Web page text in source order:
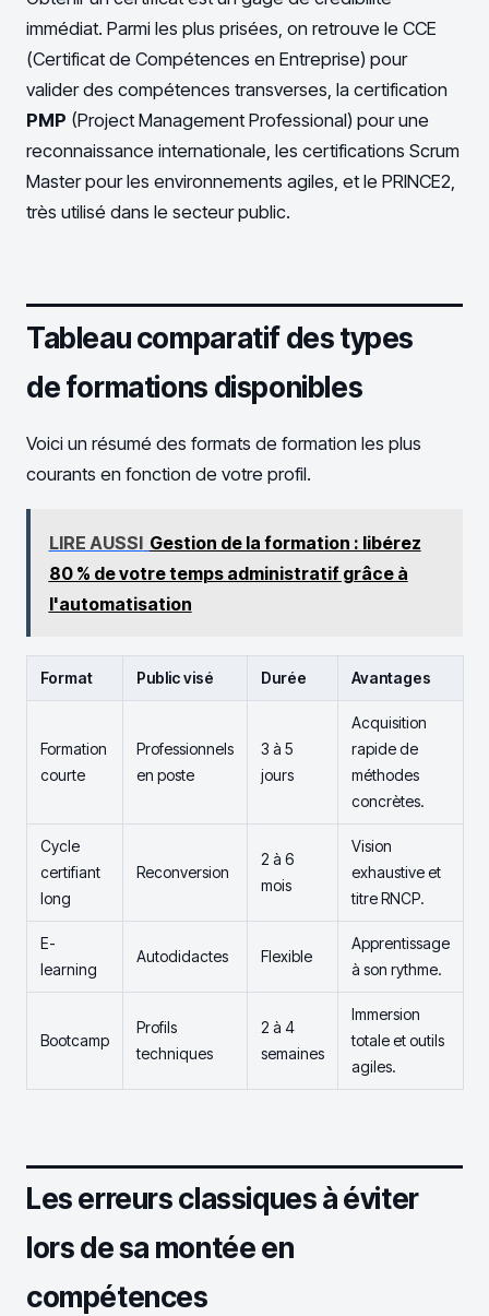
immédiat. Parmi les plus prisées, on retrouve le CCE
(Certificat de Compétences en Entreprise) pour
valider des compétences transverses, la certification
PMP (Project Management Professional) pour une
reconnaissance internationale, les certifications Scrum
Master pour les environnements agiles, et le PRINCE2,
très utilisé dans le secteur public.
Tableau comparatif des types
de formations disponibles
Voici un résumé des formats de formation les plus
courants en fonction de votre profil.
LIRE AUSSI Gestion de la formation : libérez
80 % de votre temps administratif grâce à
l'automatisation
Format Public visé Durée Avantages
Formation
courte
Professionnels
en poste
3 à 5
jours
Acquisition
rapide de
méthodes
concrètes.
Cycle
certifiant
long
Reconversion
2 à 6
mois
Vision
exhaustive et
titre RNCP.
E-
learning
Autodidactes Flexible
Apprentissage
à son rythme.
Bootcamp
Profils
techniques
2 à 4
semaines
Immersion
totale et outils
agiles.
Les erreurs classiques à éviter
lors de sa montée en
compétences